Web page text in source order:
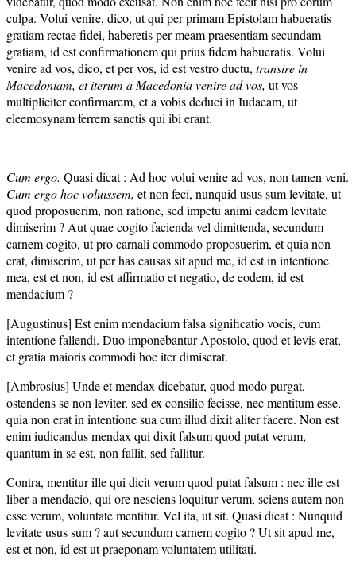
culpa. Volui venire, dico, ut qui per primam Epistolam habueratis
gratiam rectae fidei, haberetis per meam praesentiam secundam
gratiam, id est confirmationem qui prius fidem habueratis. Volui
venire ad vos, dico, et per vos, id est vestro ductu, transire in
Macedoniam, et iterum a Macedonia venire ad vos, ut vos
multipliciter confirmarem, et a vobis deduci in Iudaeam, ut
eleemosynam ferrem sanctis qui ibi erant.
Cum ergo. Quasi dicat : Ad hoc volui venire ad vos, non tamen veni.
Cum ergo hoc voluissem, et non feci, nunquid usus sum levitate, ut
quod proposuerim, non ratione, sed impetu animi eadem levitate
dimiserim ? Aut quae cogito facienda vel dimittenda, secundum
carnem cogito, ut pro carnali commodo proposuerim, et quia non
erat, dimiserim, ut per has causas sit apud me, id est in intentione
mea, est et non, id est affirmatio et negatio, de eodem, id est
mendacium ?
[Augustinus] Est enim mendacium falsa significatio vocis, cum
intentione fallendi. Duo imponebantur Apostolo, quod et levis erat,
et gratia maioris commodi hoc iter dimiserat.
[Ambrosius] Unde et mendax dicebatur, quod modo purgat,
ostendens se non leviter, sed ex consilio fecisse, nec mentitum esse,
quia non erat in intentione sua cum illud dixit aliter facere. Non est
enim iudicandus mendax qui dixit falsum quod putat verum,
quantum in se est, non fallit, sed fallitur.
Contra, mentitur ille qui dicit verum quod putat falsum : nec ille est
liber a mendacio, qui ore nesciens loquitur verum, sciens autem non
esse verum, voluntate mentitur. Vel ita, ut sit. Quasi dicat : Nunquid
levitate usus sum ? aut secundum carnem cogito ? Ut sit apud me,
est et non, id est ut praeponam voluntatem utilitati.